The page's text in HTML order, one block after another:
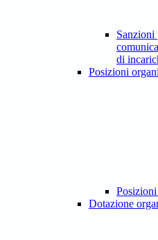
Sanzioni
di
Posizioni
Dotazione